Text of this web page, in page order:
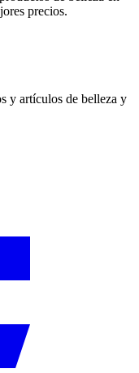
precios.
y artículos de belleza y